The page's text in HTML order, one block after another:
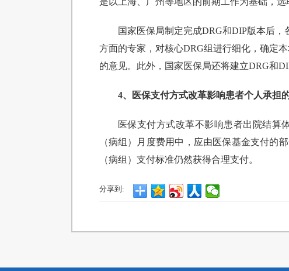
国家医保局制定完成DRG和DIP版本后
方面的专家，对核心DRG组进行细化，确定
的意见。此外，国家医保局还将建立DRG和
4、医保支付方式改革影响患者个人承担
医保支付方式改革不影响患者出院结算
（病组）月度费用中，应由医保基金支付的
（病组）支付标准仍然获得合理支付。
分享到: